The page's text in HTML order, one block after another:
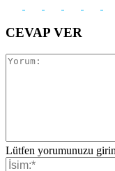
CEVAP VER
Lütfen yorumunuzu